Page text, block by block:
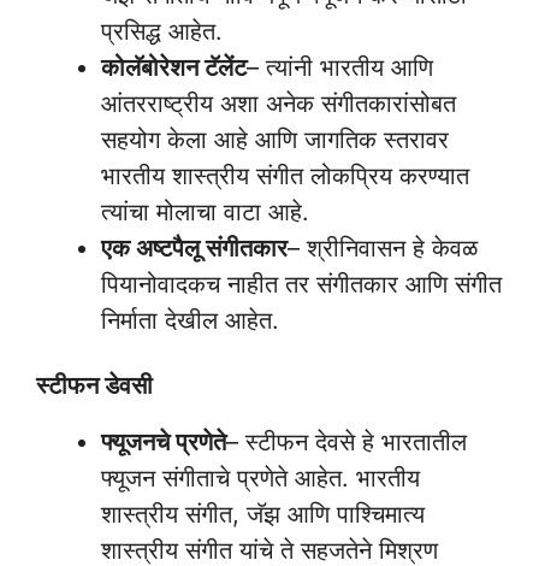
प्रसिद्ध आहेत.
कोलॅबोरेशन टॅलेंट– त्यांनी भारतीय आणि
आंतरराष्ट्रीय अशा अनेक संगीतकारांसोबत
सहयोग केला आहे आणि जागतिक स्तरावर
भारतीय शास्त्रीय संगीत लोकप्रिय करण्यात
त्यांचा मोलाचा वाटा आहे.
एक अष्टपैलू संगीतकार– श्रीनिवासन हे केवळ
पियानोवादकच नाहीत तर संगीतकार आणि संगीत
निर्माता देखील आहेत.
स्टीफन डेवसी
फ्यूजनचे प्रणेते– स्टीफन देवसे हे भारतातील
फ्यूजन संगीताचे प्रणेते आहेत. भारतीय
शास्त्रीय संगीत, जॅझ आणि पाश्चिमात्य
शास्त्रीय संगीत यांचे ते सहजतेने मिश्रण